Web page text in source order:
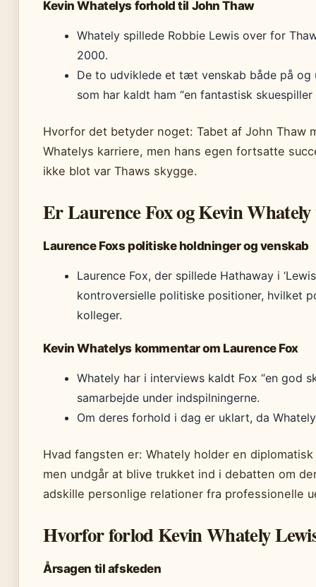
Kevin Whatelys forhold til John Thaw
Whately spillede Robbie Lewis over for
2000.
De to udviklede et tæt venskab både på
som har kaldt ham “en fantastisk
Hvorfor det betyder noget: Tabet af John
Whatelys karriere, men hans egen fortsatte
ikke blot var Thaws skygge.
Er Laurence Fox og Kevin Whately
Laurence Foxs politiske holdninger og venskab
Laurence Fox, der spillede Hathaway i
kontroversielle politiske positioner, hvilket
kolleger.
Kevin Whatelys kommentar om Laurence Fox
Whately har i interviews kaldt Fox “en god
samarbejde under indspilningerne.
Om deres forhold i dag er uklart, da
Hvad fangsten er: Whately holder en
men undgår at blive trukket ind i debatten om
adskille personlige relationer fra professionelle
Hvorfor forlod Kevin Whately
Årsagen til afskeden